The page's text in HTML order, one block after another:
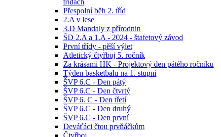
třídách
Přespolní běh 2. tříd
2.A v lese
3.D Mandaly z přírodnin
ŠD 2.A a 1.A - 2024 - štafetový závod
První třídy - pěší výlet
Atletický čtyřboj 5. ročník
Za krásami HK - Projektový den pátého ročníku
Týden basketbalu na 1. stupni
ŠVP 6.C - Den pátý
ŠVP 6.C - Den čtvrtý
ŠVP 6. C - Den třetí
ŠVP 6.C - Den druhý
ŠVP 6.C - Den první
Deváťáci čtou prvňáčkům